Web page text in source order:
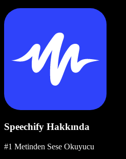
Speechify Hakkında
#1 Metinden Sese Okuyucu